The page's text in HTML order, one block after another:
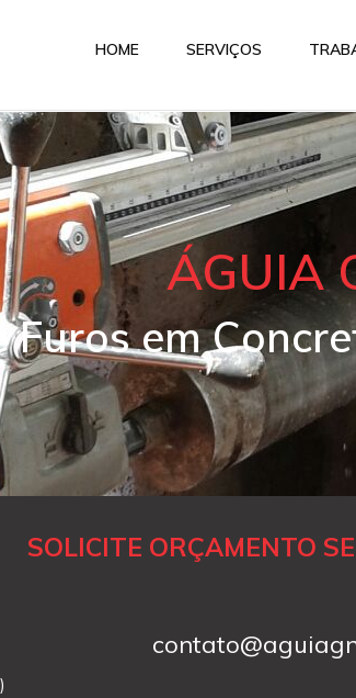
HOME SERVIÇOS
ÁGUIA
Furos em
SOLICITE ORÇAMENTO